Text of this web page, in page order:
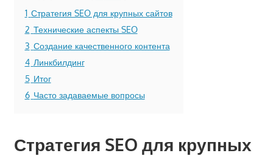
1 Стратегия SEO для крупных сайтов
2 Технические аспекты SEO
3 Создание качественного контента
4 Линкбилдинг
5 Итог
6 Часто задаваемые вопросы
Стратегия SEO для крупных